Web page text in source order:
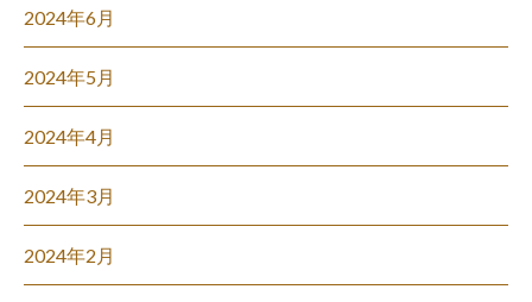
2024年6月
2024年5月
2024年4月
2024年3月
2024年2月